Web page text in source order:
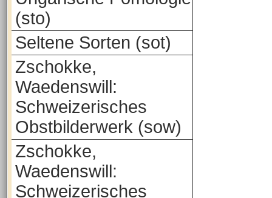
(sto)
Seltene Sorten (sot)
Zschokke,
Waedenswill:
Schweizerisches
Obstbilderwerk (sow)
Zschokke,
Waedenswill:
Schweizerisches